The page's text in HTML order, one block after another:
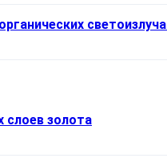
слоев золота